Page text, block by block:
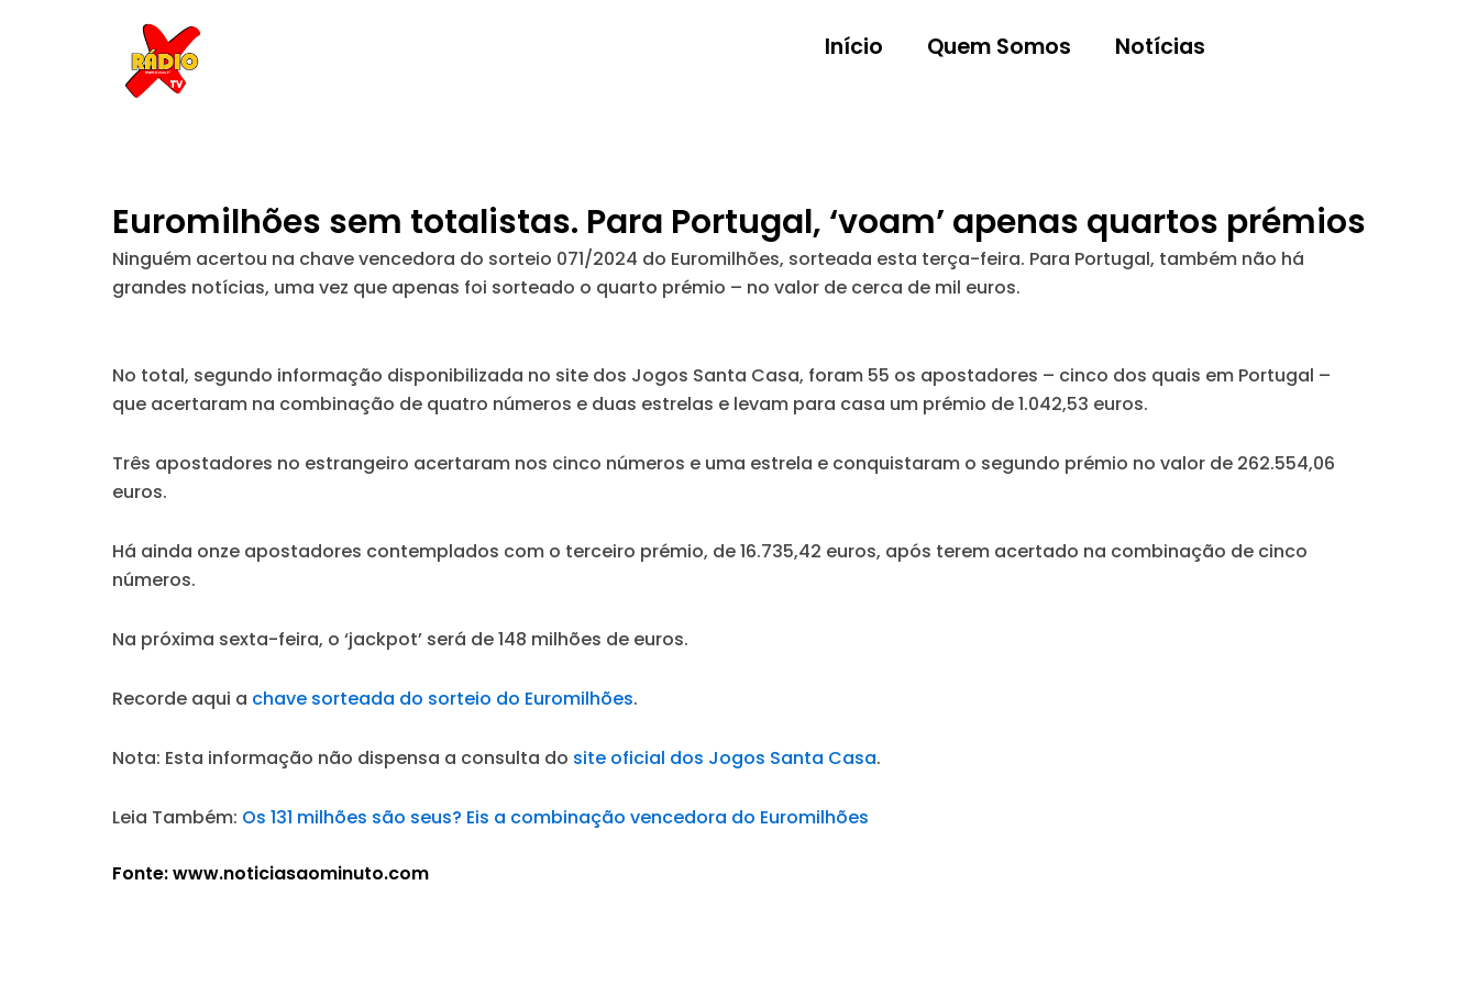
Início Quem Somos Notícias
Euromilhões sem totalistas. Para Portugal, ‘voam’ apenas quartos prémios
Ninguém acertou na chave vencedora do sorteio 071/2024 do Euromilhões, sorteada esta terça-feira. Para Portugal, também não há
grandes notícias, uma vez que apenas foi sorteado o quarto prémio – no valor de cerca de mil euros.
No total, segundo informação disponibilizada no site dos Jogos Santa Casa, foram 55 os apostadores – cinco dos quais em Portugal –
que acertaram na combinação de quatro números e duas estrelas e levam para casa um prémio de1.042,53 euros.
Três apostadores no estrangeiro acertaram nos cinco números e uma estrela e conquistaram o segundo prémio no valor de 262.554,06
euros.
Há ainda onze apostadores contemplados com o terceiro prémio, de 16.735,42 euros, após terem acertado na combinação de cinco
números.
Na próxima sexta-feira, o ‘jackpot’ será de 148 milhões de euros.
Recorde aqui a chave sorteada do sorteio do Euromilhões.
Nota: Esta informação não dispensa a consulta do site oficial dos Jogos Santa Casa.
Leia Também: Os 131 milhões são seus? Eis a combinação vencedora do Euromilhões
Fonte: www.noticiasaominuto.com